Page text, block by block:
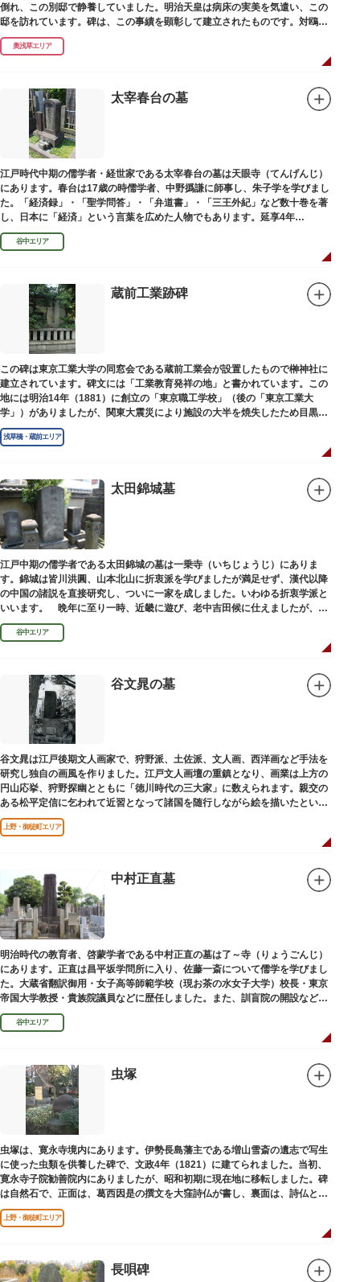
倒れ、この別邸で静養していました。明治天皇は病床の実美を気遣い、この
邸を訪れています。碑は、この事績を顕彰して建立されたものです。対鴎荘
は、多摩市連光寺に移築されました。
奥浅草エリア
太宰春台の墓
江戸時代中期の儒学者・経世家である太宰春台の墓は天眼寺（てんげんじ）
にあります。春台は17歳の時儒学者、中野撝謙に師事し、朱子学を学びまし
た。「経済録」・「聖学問答」・「弁道書」・「三王外紀」など数十巻を著
し、日本に「経済」という言葉を広めた人物でもあります。延享4年
（1747）に没しました。
谷中エリア
蔵前工業跡碑
この碑は東京工業大学の同窓会である蔵前工業会が設置したもので榊神社に
建立されています。碑文には「工業教育発祥の地」と書かれています。この
地には明治14年（1881）に創立の「東京職工学校」（後の「東京工業大
学」）がありましたが、関東大震災により施設の大半を焼失したため目黒に
移転しました。
浅草橋・蔵前エリア
太田錦城墓
江戸中期の儒学者である太田錦城の墓は一乗寺（いちじょうじ）にありま
す。錦城は皆川洪圓、山本北山に折衷派を学びましたが満足せず、漢代以降
の中国の諸説を直接研究し、ついに一家を成しました。いわゆる折衷学派と
いいます。 晩年に至り一時、近畿に遊び、老中吉田候に仕えましたが、前
田家に賓使としてまぬかれ、三百石を給せられました。
谷中エリア
谷文晁の墓
谷文晁は江戸後期文人画家で、狩野派、土佐派、文人画、西洋画など手法を
研究し独自の画風を作りました。江戸文人画壇の重鎮となり、画業は上方の
円山応挙、狩野探幽とともに「徳川時代の三大家」に数えられます。親交の
ある松平定信に乞われて近習となって諸国を随行しながら絵を描いたといわ
れています。お墓は源空寺（げんくうじ）にあります。
上野・御徒町エリア
中村正直墓
明治時代の教育者、啓蒙学者である中村正直の墓は了～寺（りょうごんじ）
にあります。正直は昌平坂学問所に入り、佐藤一斎について儒学を学びまし
た。大蔵省翻訳御用・女子高等師範学校（現お茶の水女子大学）校長・東京
帝国大学教授・貴族院議員などに歴任しました。また、訓盲院の開設など女
子教育や障害者教育にも力を注ぎました。明治24（1891）病没しました。
谷中エリア
虫塚
虫塚は、寛永寺境内にあります。伊勢長島藩主である増山雪斎の遺志で写生
に使った虫類を供養した碑で、文政4年（1821）に建てられました。当初、
寛永寺子院勧善院内にありましたが、昭和初期に現在地に移転しました。碑
は自然石で、正面は、葛西因是の撰文を大窪詩仏が書し、裏面は、詩仏と菊
池五山の自筆の詩が刻まれています。
上野・御徒町エリア
長唄碑